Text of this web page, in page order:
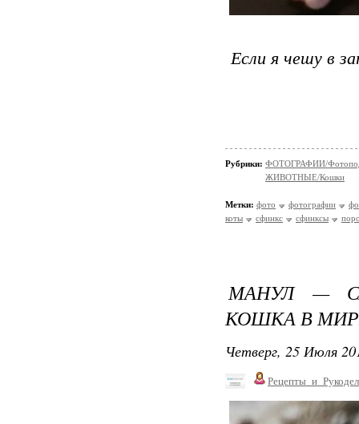
Если я чешу в
Рубрики: ФОТОГРАФИИ/
ЖИВОТНЫЕ/Кошки
Метки: фото фотографии
коты
сфинкс сфинксы
МАНУЛ —
КОШКА В
Четверг, 25 Июля